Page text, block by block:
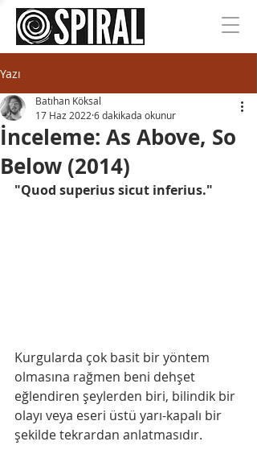
Yazı
İnceleme: As Above, So
Below (2014)
Batıhan Köksal
17 Haz 2022 6 dakikada okunur
"Quod superius sicut inferius."
Kurgularda çok basit bir yöntem
olmasına rağmen beni dehşet
eğlendiren şeylerden biri, bilindik bir
olayı veya eseri üstü yarı-kapalı bir
şekilde tekrardan anlatmasıdır.